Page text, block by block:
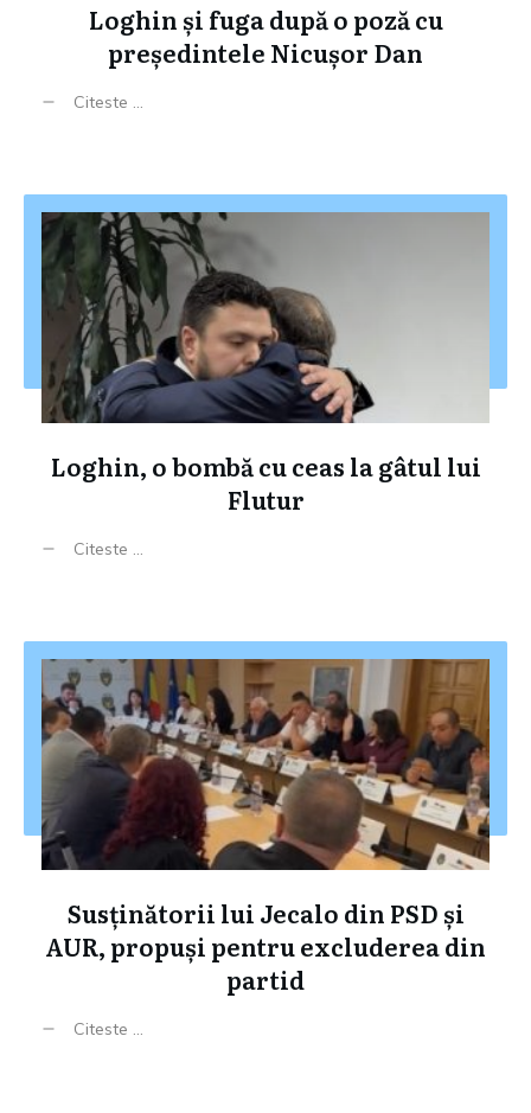
Loghin și fuga după o poză cu
președintele Nicușor Dan
Citeste ...
Loghin, o bombă cu ceas la gâtul lui
Flutur
Citeste ...
Susținătorii lui Jecalo din PSD și
AUR, propuși pentru excluderea din
partid
Citeste ...